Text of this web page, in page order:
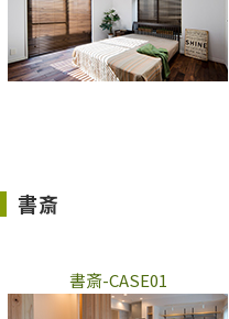
書斎
書斎-CASE01